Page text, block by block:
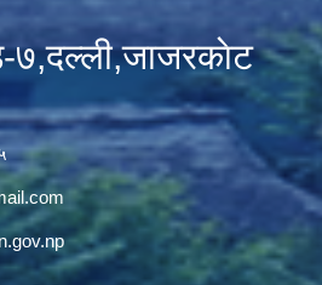
७,दल्ली,जाजरकाेट